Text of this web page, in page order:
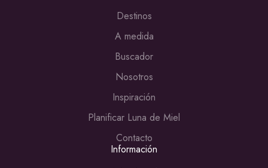
Destinos
A medida
Buscador
Nosotros
Inspiración
Planificar Luna de Miel
Contacto
Información